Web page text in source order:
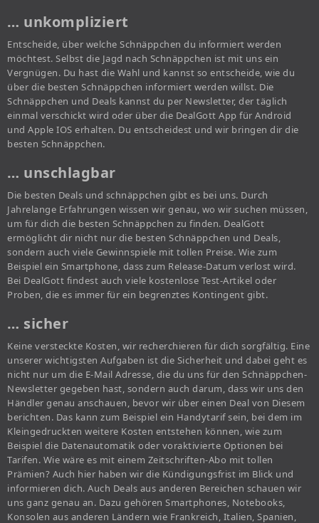
… unkompliziert
Entscheide, über welche Schnäppchen du informiert werden
möchtest. Selbst die Jagd nach Schnäppchen ist mit uns ein
Vergnügen. Du hast die Wahl und kannst so entscheide, wie du
über die besten Schnäppchen informiert werden willst. Die
Schnäppchen und Deals kannst du per Newsletter, der täglich
einmal verschickt wird oder über die DealGott App für Android
und Apple IOS erhalten. Du entscheidest und wir bringen dir die
besten Schnäppchen.
… unschlagbar
Die besten Deals und schnäppchen gibt es bei uns. Durch
Jahrelange Erfahrungen wissen wir genau, wo wir suchen müssen,
um für dich die besten Schnäppchen zu finden. DealGott
ermöglicht dir nicht nur die besten Schnäppchen und Deals,
sondern auch viele Gewinnspiele mit tollen Preise. Wie zum
Beispiel ein Smartphone, dass zum Release-Datum verlost wird.
Bei DealGott findest auch viele kostenlose Test-Artikel oder
Proben, die es immer für ein begrenztes Kontingent gibt.
… sicher
Keine versteckte Kosten, wir recherchieren für dich sorgfältig. Eine
unserer wichtigsten Aufgaben ist die Sicherheit und dabei geht es
nicht nur um die E-Mail Adresse, die du uns für den Schnäppchen-
Newsletter gegeben hast, sondern auch darum, dass wir uns den
Händler genau anschauen, bevor wir über einen Deal von Diesem
berichten. Das kann zum Beispiel ein Handytarif sein, bei dem im
Kleingedruckten weitere Kosten entstehen können, wie zum
Beispiel die Datenautomatik oder voraktivierte Optionen bei
Tarifen. Wie wäre es mit einem Zeitschriften-Abo mit tollen
Prämien? Auch hier haben wir die Kündigungsfrist im Blick und
informieren dich. Auch Deals aus anderen Bereichen schauen wir
uns ganz genau an. Dazu gehören Smartphones, Notebooks,
Konsolen aus anderen Ländern wie Frankreich, Italien, Spanien,